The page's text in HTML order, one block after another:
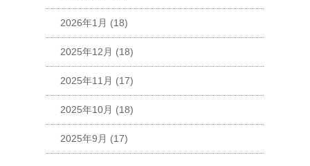
2026年1月 (18)
2025年12月 (18)
2025年11月 (17)
2025年10月 (18)
2025年9月 (17)